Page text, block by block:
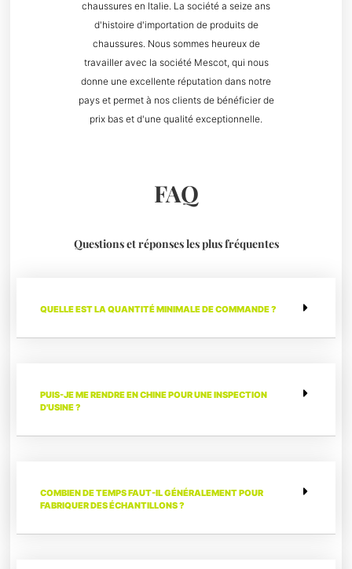
chaussures en Italie. La société a seize ans
d'histoire d'importation de produits de
chaussures. Nous sommes heureux de
travailler avec la société Mescot, qui nous
donne une excellente réputation dans notre
pays et permet à nos clients de bénéficier de
prix bas et d'une qualité exceptionnelle.
FAQ
Questions et réponses les plus fréquentes
QUELLE EST LA QUANTITÉ MINIMALE DE COMMANDE ?
PUIS-JE ME RENDRE EN CHINE POUR UNE INSPECTION
D'USINE ?
COMBIEN DE TEMPS FAUT-IL GÉNÉRALEMENT POUR
FABRIQUER DES ÉCHANTILLONS ?